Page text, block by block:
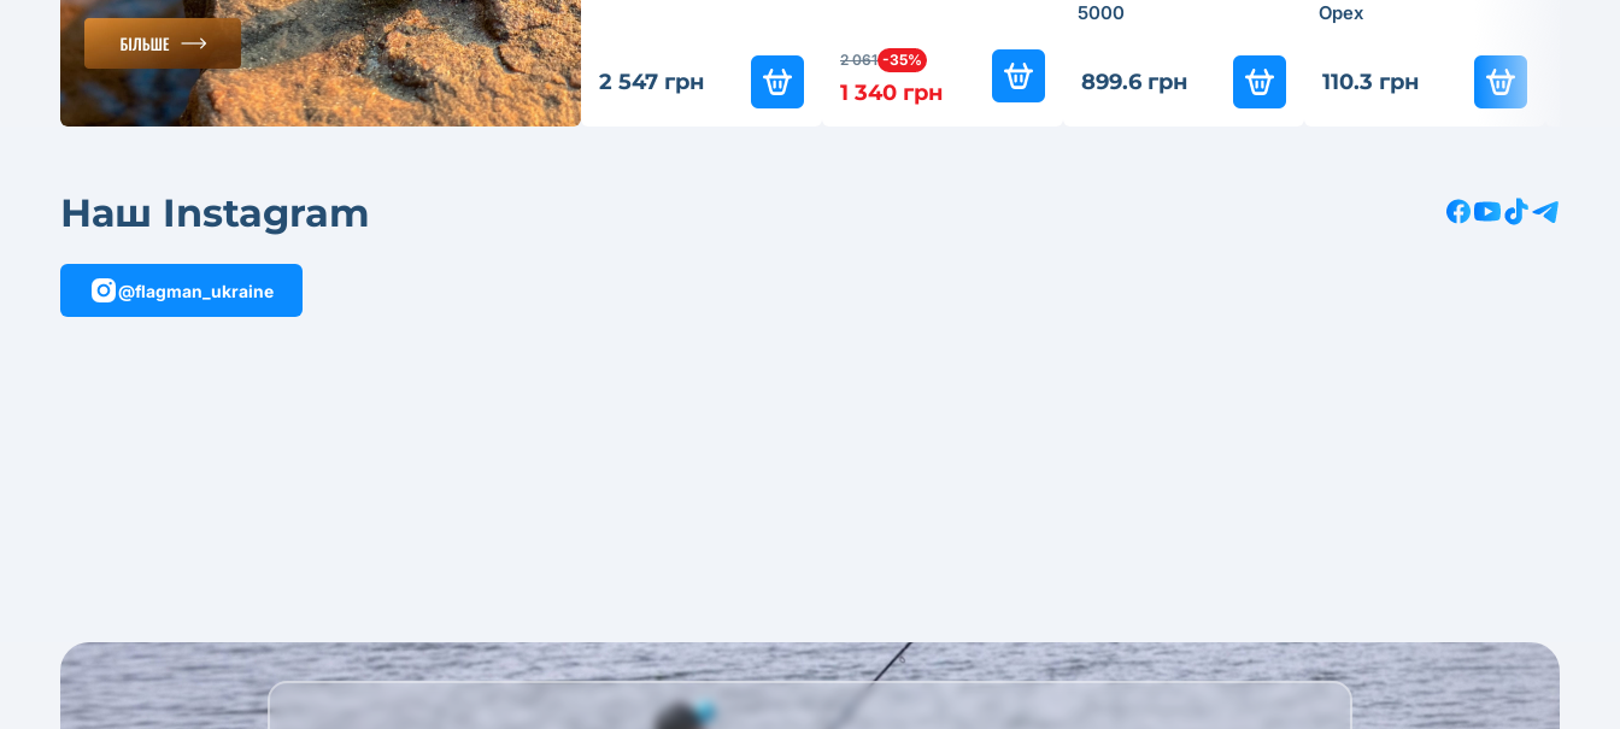
2 547 грн
2 061 -35%
1 340 грн
5000
899.6 грн
Орех
110.3 грн
Наш Instagram
@flagman_ukraine